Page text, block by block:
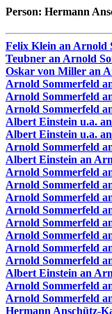
Person: Hermann
Felix Klein an Arnold
Teubner an Arnold
Oskar von Miller an
Arnold Sommerfeld
Arnold Sommerfeld
Arnold Sommerfeld
Albert Einstein u.a.
Albert Einstein u.a.
Arnold Sommerfeld
Albert Einstein an
Arnold Sommerfeld
Arnold Sommerfeld
Arnold Sommerfeld
Arnold Sommerfeld
Arnold Sommerfeld
Arnold Sommerfeld
Arnold Sommerfeld
Arnold Sommerfeld
Albert Einstein an
Arnold Sommerfeld
Arnold Sommerfeld
Hermann Anschütz-